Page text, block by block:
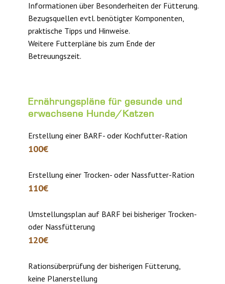
Informationen über Besonderheiten der Fütterung.
Bezugsquellen evtl. benötigter Komponenten,
praktische Tipps und Hinweise.
Weitere Futterpläne bis zum Ende der
Betreuungszeit.
Ernährungspläne für gesunde und
erwachsene Hunde/Katzen
Erstellung einer BARF- oder Kochfutter-Ration
100€
Erstellung einer Trocken- oder Nassfutter-Ration
110€
Umstellungsplan auf BARF bei bisheriger Trocken-
oder Nassfütterung
120€
Rationsüberprüfung der bisherigen Fütterung,
keine Planerstellung